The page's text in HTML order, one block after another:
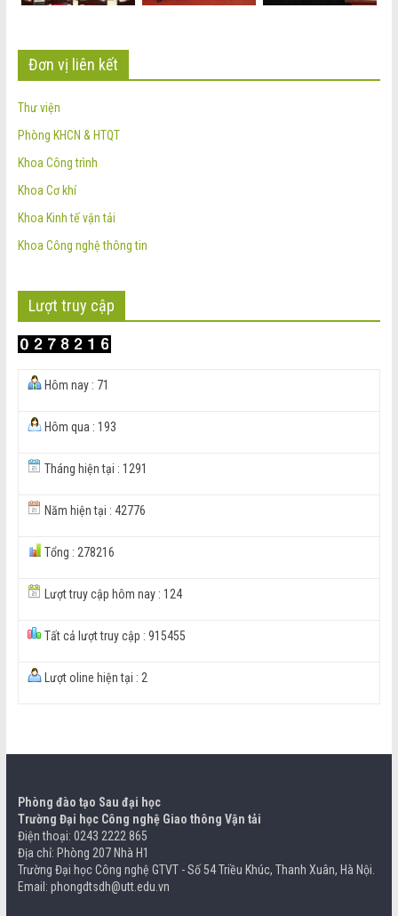
Đơn vị liên kết
Thư viện
Phòng KHCN & HTQT
Khoa Công trình
Khoa Cơ khí
Khoa Kinh tế vận tải
Khoa Công nghệ thông tin
Lượt truy cập
Hôm nay : 71
Hôm qua : 193
Tháng hiện tại : 1291
Năm hiện tại : 42776
Tổng : 278216
Lượt truy cập hôm nay : 124
Tất cả lượt truy cập : 915455
Lượt oline hiện tại : 2
Phòng đào tạo Sau đại học
Trường Đại học Công nghệ Giao thông Vận tải
Điện thoại: 0243 2222 865
Địa chỉ: Phòng 207 Nhà H1
Trường Đại học Công nghệ GTVT - Số 54 Triều Khúc, Thanh Xuân, Hà Nội.
Email: phongdtsdh@utt.edu.vn